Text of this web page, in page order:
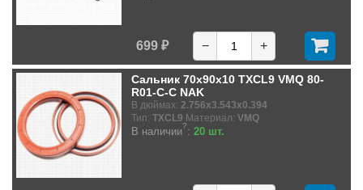
699 ₽ − +
Сальник 70x90x10 TXCL9 VMQ 80-
R01-C-C NAK
В дюймах: 2.756x3.543x0.394
Тип: TXCL9 Материал: VMQ
В наличии?: 20 шт.